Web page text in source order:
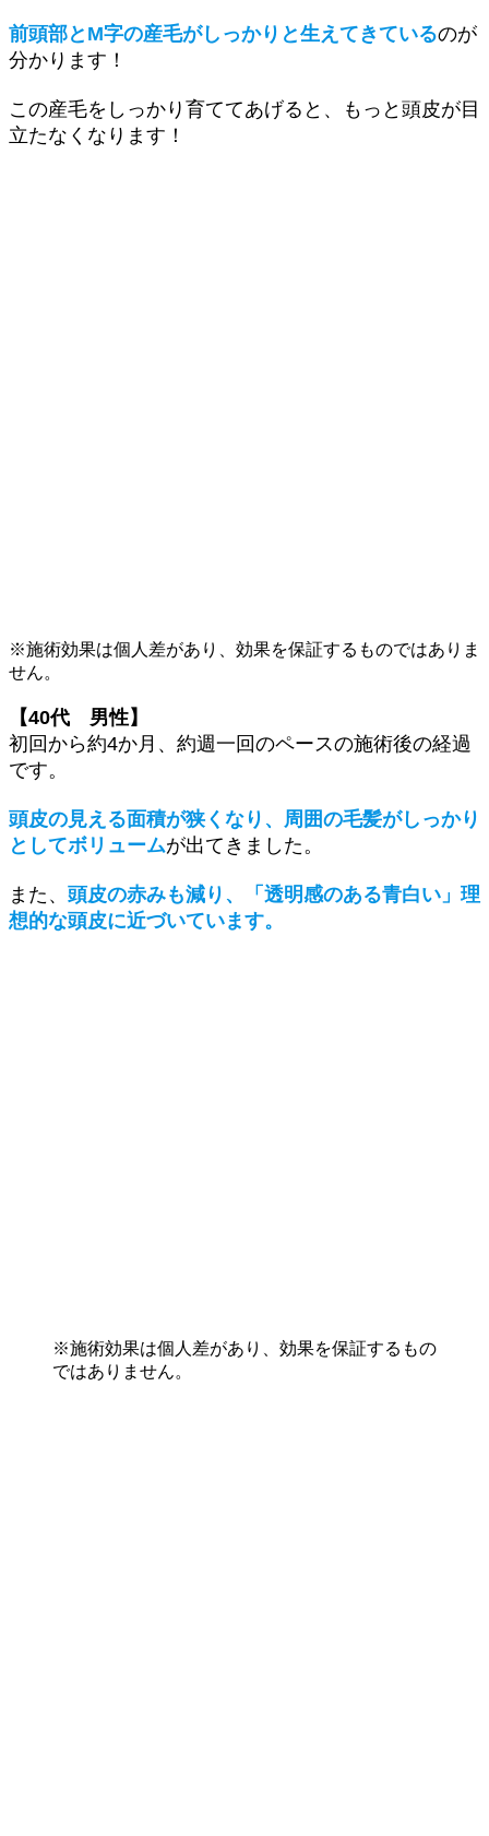
前頭部とM字の産毛がしっかりと生えてきているのが
分かります！
この産毛をしっかり育ててあげると、もっと頭皮が目
立たなくなります！
※施術効果は個人差があり、効果を保証するものではありま
せん。
【40代 男性】
初回から約4か月、約週一回のペースの施術後の経過
です。
頭皮の見える面積が狭くなり、周囲の毛髪がしっかり
としてボリュームが出てきました。
また、 頭皮の赤みも減り、「透明感のある青白い」理
想的な頭皮に近づいています。
※施術効果は個人差があり、効果を保証するもの
ではありません。